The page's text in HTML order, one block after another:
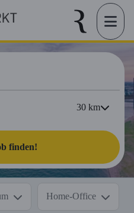
30 km
finden!
Home-Office